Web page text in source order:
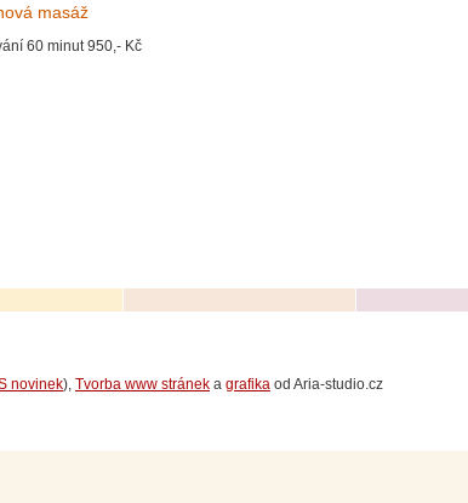
masáž
60 minut 950,- Kč
novinek), Tvorba www stránek a grafika od Aria-studio.cz